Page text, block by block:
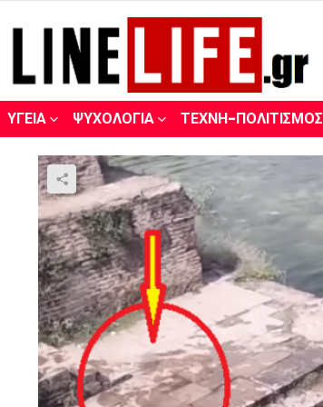
ΥΓΕΊΑ ΨΥΧΟΛΟΓΊΑ ΤΈΧΝΗ-ΠΟΛΙΤΙΣΜΌΣ